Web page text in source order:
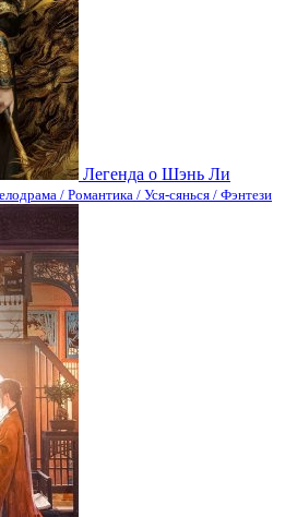
Легенда о Шэнь Ли
/ Романтика / Уся-сянься / Фэнтези